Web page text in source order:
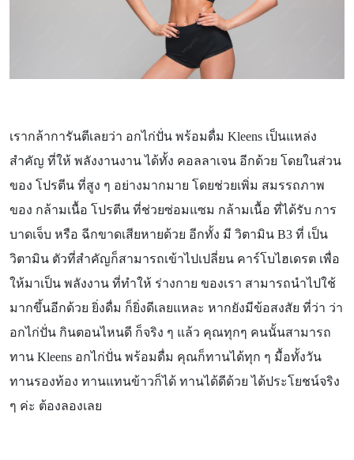
เรากล้าการันตีเลยว่า อกไก่ปั่น พร้อมดื่ม Kleens เป็นแหล่ง
สำคัญ ที่ให้ พลังงานงาน ได้ทั้ง คอลลาเจน อีกด้วย โดยในส่วน
ของ โปรตีน ที่สูง ๆ อย่างมากมาย โดยช่วยเพิ่ม สมรรถภาพ
ของ กล้ามเนื้อ โปรตีน ที่ช่วยซ่อมแซม กล้ามเนื้อ ที่ได้รับ การ
บาดเจ็บ หรือ ฉีกขาดเสียหายด้วย อีกทั้ง มี วิตามิน B3 ที่ เป็น
วิตามิน ตัวที่สำคัญก็สามารถเข้าไปเปลี่ยน คาร์โบไฮเดรต เพื่อ
ให้มาเป็น พลังงาน ที่ทำให้ ร่างกาย ของเรา สามารถนำไปใช้
มากขึ้นอีกด้วย ยิ่งดื่ม ก็ยิ่งดีเลยแหละ หากยังมีข้อสงสัย ที่ว่า ว่า
อกไก่ปั่น กินตอนไหนดี ก็จริง ๆ แล้ว คุณทุกๆ คนนั้นสามารถ
ทาน Kleens อกไก่ปั่น พร้อมดื่ม คุณก็ทานได้ทุก ๆ มื้อทั้งวัน
ทานรองท้อง ทานแทนข้าวก็ได้ ทานได้ดีด้วย ได้ประโยชน์จริง
ๆ ค่ะ ต้องลองเลย